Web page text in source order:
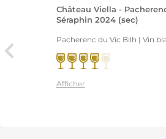
Château Viella -
Séraphin 2024 (sec)
Pacherenc du Vic Bilh | Vin
Afficher